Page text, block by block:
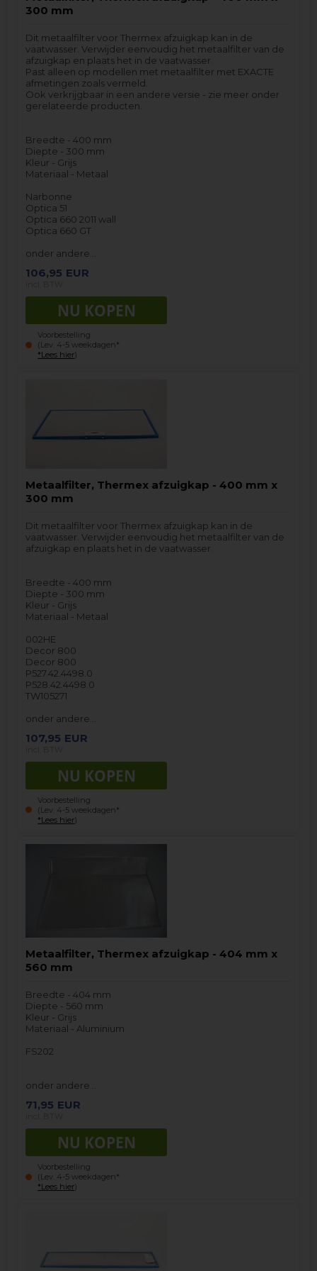
300 mm
Dit metaalfilter voor Thermex afzuigkap kan in de
vaatwasser. Verwijder eenvoudig het metaalfilter van de
afzuigkap en plaats het in de vaatwasser.
Past alleen op modellen met metaalfilter met EXACTE
afmetingen zoals vermeld.
Ook verkrijgbaar in een andere versie - zie meer onder
gerelateerde producten.
Breedte - 400 mm
Diepte - 300 mm
Kleur - Grijs
Materiaal - Metaal
Narbonne
Optica 51
Optica 660 2011 wall
Optica 660 GT
onder andere…
106,95 EUR
Voorbestelling
(Lev. 4-5 weekdagen*
*Lees hier)
Metaalfilter, Thermex afzuigkap - 400 mm x
300 mm
Dit metaalfilter voor Thermex afzuigkap kan in de
vaatwasser. Verwijder eenvoudig het metaalfilter van de
afzuigkap en plaats het in de vaatwasser.
Breedte - 400 mm
Diepte - 300 mm
Kleur - Grijs
Materiaal - Metaal
002HE
Decor 800
Decor 800
P527.42.4498.0
P528.42.4498.0
TW105271
onder andere…
107,95 EUR
Voorbestelling
(Lev. 4-5 weekdagen*
*Lees hier)
Metaalfilter, Thermex afzuigkap - 404 mm x
560 mm
Breedte - 404 mm
Diepte - 560 mm
Kleur - Grijs
Materiaal - Aluminium
FS202
onder andere…
71,95 EUR
Voorbestelling
(Lev. 4-5 weekdagen*
*Lees hier)